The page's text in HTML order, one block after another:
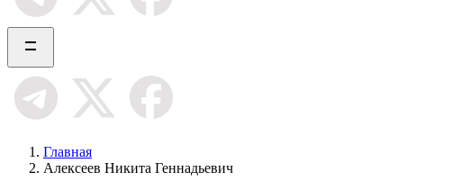
Главная
Алексеев Никита Геннадьевич